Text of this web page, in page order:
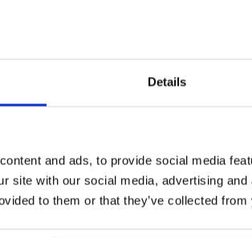
Details
and ads, to provide social media
site with our social media, advertising
to them or that they’ve collected